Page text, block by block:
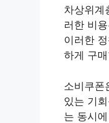
차상위계
러한 비
이러한
하게 구
소비쿠폰
있는 기
는 동시